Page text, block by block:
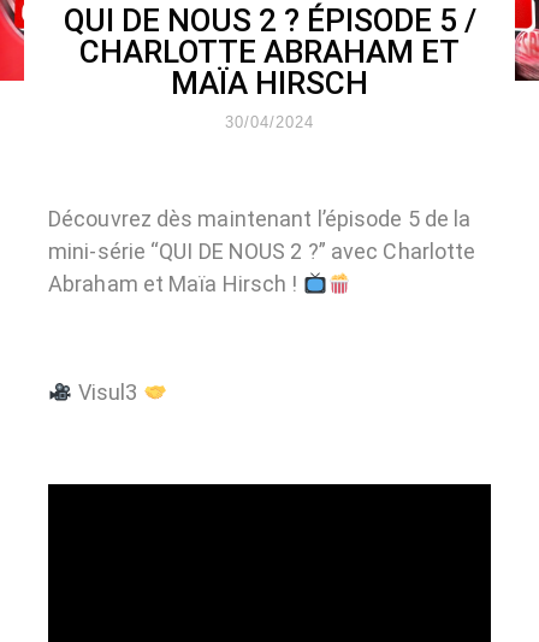
QUI DE NOUS 2 ? ÉPISODE 5 /
CHARLOTTE ABRAHAM ET
MAÏA HIRSCH
30/04/2024
Découvrez dès maintenant l’épisode 5 de la
mini-série “QUI DE NOUS 2 ?” avec Charlotte
Abraham et Maïa Hirsch !
Visul3